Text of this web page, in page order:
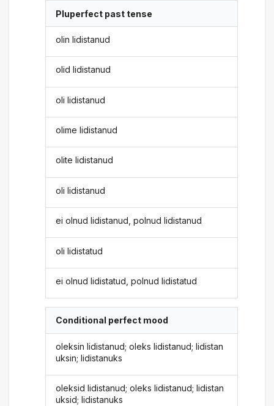
Pluperfect past tense
olin lidistanud
olid lidistanud
oli lidistanud
olime lidistanud
olite lidistanud
oli lidistanud
ei olnud lidistanud, polnud lidistanud
oli lidistatud
ei olnud lidistatud, polnud lidistatud
Conditional perfect mood
oleksin lidistanud; oleks lidistanud; lidistan
uksin; lidistanuks
oleksid lidistanud; oleks lidistanud; lidistan
uksid; lidistanuks